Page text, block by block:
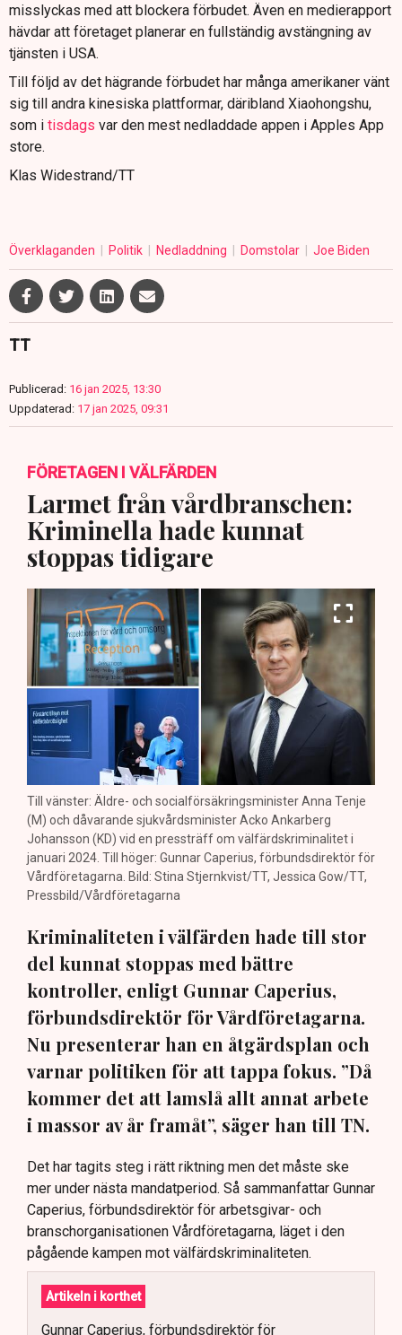
misslyckas med att blockera förbudet. Även en medierapport
hävdar att företaget planerar en fullständig avstängning av
tjänsten i USA.
Till följd av det hägrande förbudet har många amerikaner vänt
sig till andra kinesiska plattformar, däribland Xiaohongshu,
som i tisdags var den mest nedladdade appen i Apples App
store.
Klas Widestrand/TT
Överklaganden Politik Nedladdning Domstolar Joe Biden
TT
Publicerad: 16 jan 2025, 13:30
Uppdaterad: 17 jan 2025, 09:31
FÖRETAGEN I VÄLFÄRDEN
Larmet från vårdbranschen:
Kriminella hade kunnat
stoppas tidigare
Till vänster: Äldre- och socialförsäkringsminister Anna Tenje
(M) och dåvarande sjukvårdsminister Acko Ankarberg
Johansson (KD) vid en pressträff om välfärdskriminalitet i
januari 2024. Till höger: Gunnar Caperius, förbundsdirektör för
Vårdföretagarna. Bild: Stina Stjernkvist/TT, Jessica Gow/TT,
Pressbild/Vårdföretagarna
Kriminaliteten i välfärden hade till stor
del kunnat stoppas med bättre
kontroller, enligt Gunnar Caperius,
förbundsdirektör för Vårdföretagarna.
Nu presenterar han en åtgärdsplan och
varnar politiken för att tappa fokus. ”Då
kommer det att lamslå allt annat arbete
i massor av år framåt”, säger han till TN.
Det har tagits steg i rätt riktning men det måste ske
mer under nästa mandatperiod. Så sammanfattar Gunnar
Caperius, förbundsdirektör för arbetsgivar- och
branschorganisationen Vårdföretagarna, läget i den
pågående kampen mot välfärdskriminaliteten.
Artikeln i korthet
Gunnar Caperius, förbundsdirektör för